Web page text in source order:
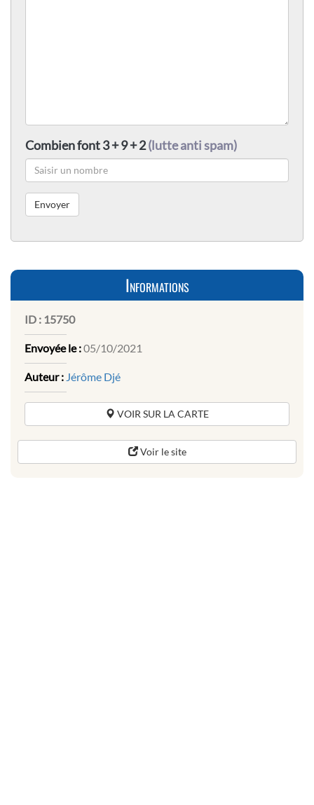
Combien font 3 + 9 + 2(lutte anti spam)
Informations
ID : 15750
Envoyée le :05/10/2021
Auteur : Jérôme Djé
VOIR SUR LA CARTE
Voir le site